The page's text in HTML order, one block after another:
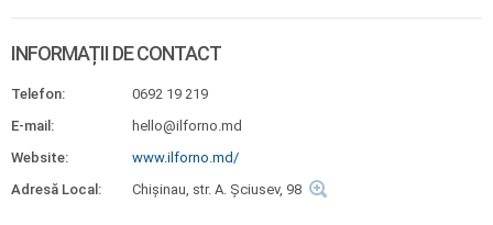
INFORMAȚII DE CONTACT
Telefon:
0692 19 219
E-mail:
hello@ilforno.md
Website:
www.ilforno.md/
Adresă Local:
Chișinau, str. A. Șciusev, 98